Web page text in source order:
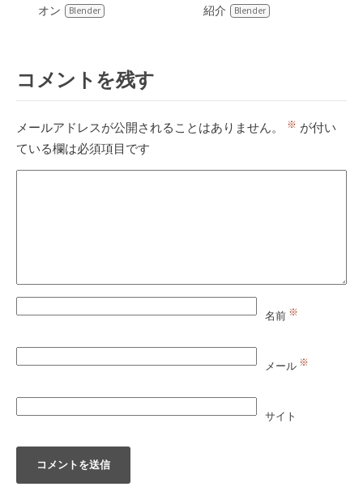
オン
Blender
紹介
Blender
コメントを残す
メールアドレスが公開されることはありません。 ※ が付い
ている欄は必須項目です
名前 ※
メール ※
サイト